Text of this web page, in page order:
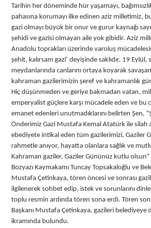
Tarihin her döneminde hür yaşamayı,
pahasına korumayı ilke edinen aziz milletimiz,
gazi olmayı büyük bir onur ve gurur kaynağı
şehidi ve gazisi olmayan aile yok gibidir. Aziz
Anadolu toprakları üzerinde varoluş
şehit, kalırsam gazi’ deyişinde saklıdır. 19 Eylül,
meydanlarında canlarını ortaya koyarak
kahraman gazilerimizin şeref ve kahramanlık
Hiç düşünmeden ve geriye bakmadan vatan,
emperyalist güçlere karşı mücadele eden ve bu
emanet edenleri unutmadıklarını belirten Şen,
Önderimiz Gazi Mustafa Kemal Atatürk ile silah
ebediyete intikal eden tüm gazilerimizi, Gaziler
rahmetle anıyor, hayatta olanlara sağlık ve
Kahraman gaziler, Gaziler Gününüz kutlu
Bozyazı Kaymakamı Tuncay Topsakaloğlu ve
Mustafa Çetinkaya, tören öncesi ve sonrası
ilgilenerek sohbet edip, istek ve sorunlarını
toplu resmin ardında tören sona erdi. Tören
Başkanı Mustafa Çetinkaya, gazileri belediyeye
ikramında bulundu.